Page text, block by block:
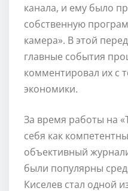
канала, и ему было
собственную
камера». В этой
главные события
комментировал их с
экономики.
За время работы на
себя как
объективный
были популярны
Киселев стал одной